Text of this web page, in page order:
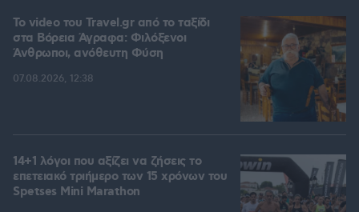
To video του Travel.gr από το ταξίδι
στα Βόρεια Άγραφα: Φιλόξενοι
Άνθρωποι, ανόθευτη Φύση
07.08.2026, 12:38
14+1 λόγοι που αξίζει να ζήσεις το
επετειακό τριήμερο των 15 χρόνων του
Spetses Mini Marathon